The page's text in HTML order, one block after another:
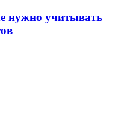
нужно учитывать